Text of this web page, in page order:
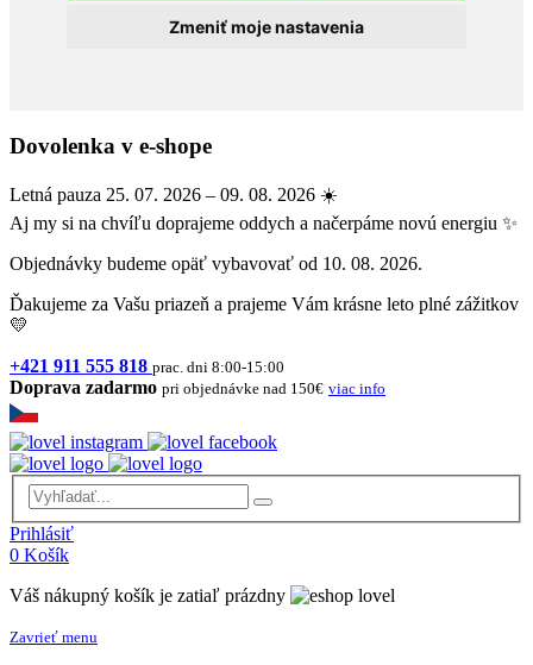
Zmeniť moje nastavenia
Dovolenka v e-shope
Letná pauza 25. 07. 2026 – 09. 08. 2026 ☀️
Aj my si na chvíľu doprajeme oddych a načerpáme novú energiu ✨
Objednávky budeme opäť vybavovať od 10. 08. 2026.
Ďakujeme za Vašu priazeň a prajeme Vám krásne leto plné zážitkov
💛
+421 911 555 818 prac. dni 8:00-15:00
Doprava zadarmo pri objednávke nad 150€ viac info
Prihlásiť
0 Košík
Váš nákupný košík je zatiaľ prázdny
Zavrieť menu